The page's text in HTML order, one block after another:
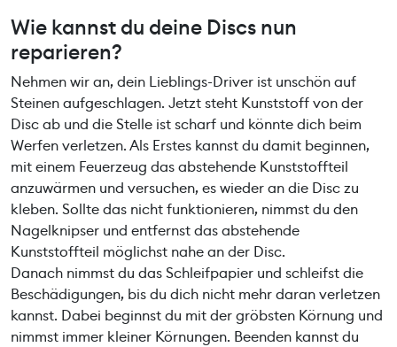
Wie kannst du deine Discs nun
reparieren?
Nehmen wir an, dein Lieblings-Driver ist unschön auf
Steinen aufgeschlagen. Jetzt steht Kunststoff von der
Disc ab und die Stelle ist scharf und könnte dich beim
Werfen verletzen. Als Erstes kannst du damit beginnen,
mit einem Feuerzeug das abstehende Kunststoffteil
anzuwärmen und versuchen, es wieder an die Disc zu
kleben. Sollte das nicht funktionieren, nimmst du den
Nagelknipser und entfernst das abstehende
Kunststoffteil möglichst nahe an der Disc.
Danach nimmst du das Schleifpapier und schleifst die
Beschädigungen, bis du dich nicht mehr daran verletzen
kannst. Dabei beginnst du mit der gröbsten Körnung und
nimmst immer kleiner Körnungen. Beenden kannst du